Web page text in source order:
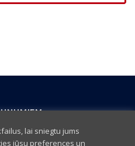
lai sniegtu jums
jūsu preferences un